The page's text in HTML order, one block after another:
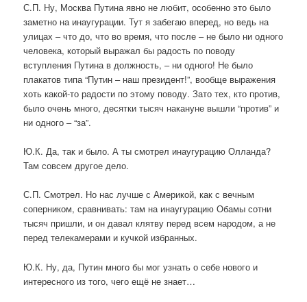
С.П. Ну, Москва Путина явно не любит, особенно это было
заметно на инаугурации. Тут я забегаю вперед, но ведь на
улицах – что до, что во время, что после – не было ни одного
человека, который выражал бы радость по поводу
вступления Путина в должность, – ни одного! Не было
плакатов типа “Путин – наш президент!”, вообще выражения
хоть какой-то радости по этому поводу. Зато тех, кто против,
было очень много, десятки тысяч накануне вышли “против” и
ни одного – “за”.
Ю.К. Да, так и было. А ты смотрел инаугурацию Олланда?
Там совсем другое дело.
С.П. Смотрел. Но нас лучше с Америкой, как с вечным
соперником, сравнивать: там на инаугурацию Обамы сотни
тысяч пришли, и он давал клятву перед всем народом, а не
перед телекамерами и кучкой избранных.
Ю.К. Ну, да, Путин много бы мог узнать о себе нового и
интересного из того, чего ещё не знает…